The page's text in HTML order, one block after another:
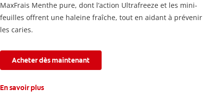
MaxFrais Menthe pure, dont l’action Ultrafreeze et les mini-
feuilles offrent une haleine fraîche, tout en aidant à prévenir
les caries.
Acheter dès maintenant
En savoir plus